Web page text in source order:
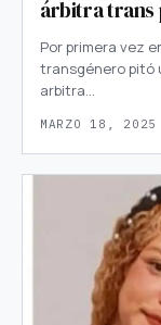
árbitra trans
Por primera vez
transgénero pitó
arbitra…
MARZO 18,